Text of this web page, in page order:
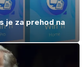
je za prehod na